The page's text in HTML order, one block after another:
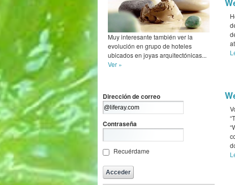
Muy interesante también ver la
evolución en grupo de hoteles
ubicados en joyas arquitectónicas...
Ver »
Dirección de correo
Contraseña
Recuérdame